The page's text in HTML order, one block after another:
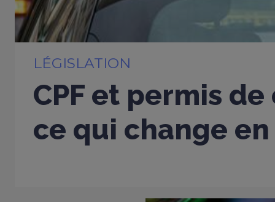
LÉGISLATION
CPF et permis
ce qui change